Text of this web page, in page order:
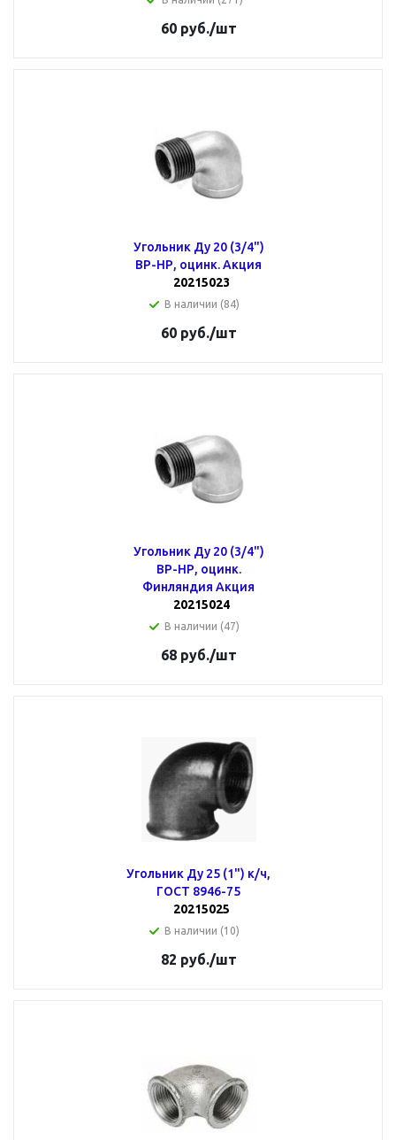
60руб./шт
Угольник Ду 20 (3/4")
ВР-НР, оцинк. Акция
20215023
В наличии (84)
60руб./шт
Угольник Ду 20 (3/4")
ВР-НР, оцинк.
Финляндия Акция
20215024
В наличии (47)
68руб./шт
Угольник Ду 25 (1") к/ч,
ГОСТ 8946-75
20215025
В наличии (10)
82 руб./шт